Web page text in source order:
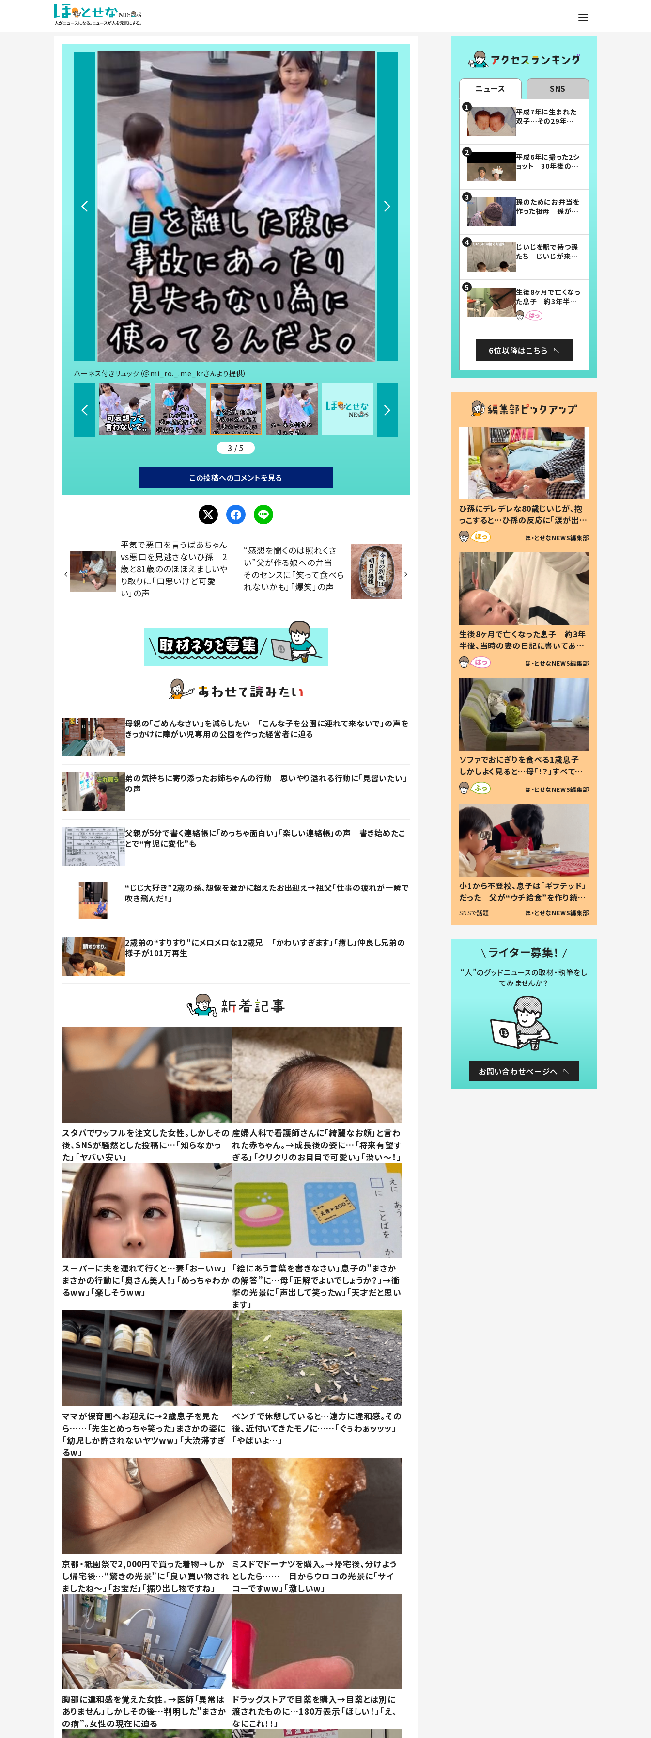
ハーネス付きリュック（＠mi_ro._.me_krさんより提供）
3 / 5
この投稿へのコメントを見る
平気で悪口を言うばあちゃん
vs悪口を見逃さないひ孫 2
歳と81歳ののほほえましいや
り取りに「口悪いけど可愛
い」の声
“感想を聞くのは照れくさ
い”父が作る娘への弁当
そのセンスに「笑って食べら
れないかも」「爆笑」の声
母親の「ごめんなさい」を減らしたい 「こんな子を公園に連れて来ないで」の声を
きっかけに障がい児専用の公園を作った経営者に迫る
弟の気持ちに寄り添ったお姉ちゃんの行動 思いやり溢れる行動に「見習いたい」
の声
父親が5分で書く連絡帳に「めっちゃ面白い」「楽しい連絡帳」の声 書き始めたこ
とで“育児に変化”も
“じじ大好き”2歳の孫、想像を遥かに超えたお出迎え→祖父「仕事の疲れが一瞬で
吹き飛んだ！」
2歳弟の“すりすり”にメロメロな12歳兄 「かわいすぎます」「癒し」仲良し兄弟の
様子が101万再生
スタバでワッフルを注文した女性。しかしその
後、SNSが騒然とした投稿に…「知らなかっ
た」「ヤバい安い」
産婦人科で看護師さんに「綺麗なお顔」と言わ
れた赤ちゃん。→成長後の姿に…「将来有望す
ぎる」「クリクリのお目目で可愛い」「渋い～！」
スーパーに夫を連れて行くと…妻「おーいw」
まさかの行動に「奥さん美人！」「めっちゃわか
るww」「楽しそうww」
「絵にあう言葉を書きなさい」息子の”まさか
の解答”に…母「正解でよいでしょうか？」→衝
撃の光景に「声出して笑ったｗ」「天才だと思い
ます」
ママが保育園へお迎えに→2歳息子を見た
ら……「先生とめっちゃ笑った」まさかの姿に
「幼児しか許されないヤツww」「大渋滞すぎ
るw」
ベンチで休憩していると…遠方に違和感。その
後、近付いてきたモノに……「ぐぅわぁッッッ」
「やばいよ…」
京都・祇園祭で2,000円で買った着物→しか
し帰宅後…“驚きの光景”に「良い買い物され
ましたね～」「お宝だ」「掘り出し物ですね」
ミスドでドーナツを購入。→帰宅後、分けよう
としたら…… 目からウロコの光景に「サイ
コーですww」「激しいw」
胸部に違和感を覚えた女性。→医師「異常は
ありません」しかしその後…判明した”まさか
の病”。女性の現在に迫る
ドラッグストアで目薬を購入→目薬とは別に
渡されたものに…180万表示「ほしい！」「え、
なにこれ！！」
ニュース SNS
平成7年に生まれた
双子…その29年後
平成6年に撮った2シ
ョット 30年後の姿
孫のためにお弁当を
作った祖母 孫が絶
じいじを駅で待つ孫
たち じいじが来た
まらない」「幸せにな
れる」
生後8ヶ月で亡くなっ
た息子 約3年半
後、当時の妻の日記
に書いてあった本音
6位以降はこちら
ひ孫にデレデレな80歳じいじが、抱
っこすると…ひ孫の反応に「涙が出ま
した」「可愛くて仕方ない」
ほ・とせなNEWS編集部
生後8ヶ月で亡くなった息子 約3年
半後、当時の妻の日記に書いてあっ
た本音とは
ほ・とせなNEWS編集部
ソファでおにぎりを食べる1歳息子
しかしよく見ると…母「！？」すべてを
察した母の投稿に「可愛いから許
す！」「現行犯〜」
ほ・とせなNEWS編集部
小1から不登校、息子は「ギフテッド」
だった 父が“ウチ給食”を作り続け
る理由とは #令和の親 #令和の子
SNSで話題 ほ・とせなNEWS編集部
ライター募集！
“人”のグッドニュースの取材・執筆をし
てみませんか？
お問い合わせページへ